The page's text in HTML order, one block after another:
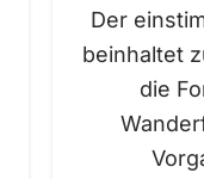
Der
beinhaltet
die